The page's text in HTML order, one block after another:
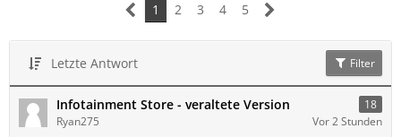
1 2 3 4 5
Letzte Antwort Filter
Infotainment Store - veraltete Version
18
Ryan275
Vor 2 Stunden